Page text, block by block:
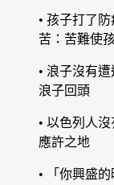
• 孩子打了
苦：苦難使
• 浪子沒有
浪子回頭
• 以色列人
應許之地
• 「你興盛